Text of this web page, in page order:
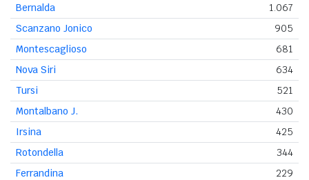
Bernalda
1.067
Scanzano Jonico
905
Montescaglioso
681
Nova Siri
634
Tursi
521
Montalbano J.
430
Irsina
425
Rotondella
344
Ferrandina
229